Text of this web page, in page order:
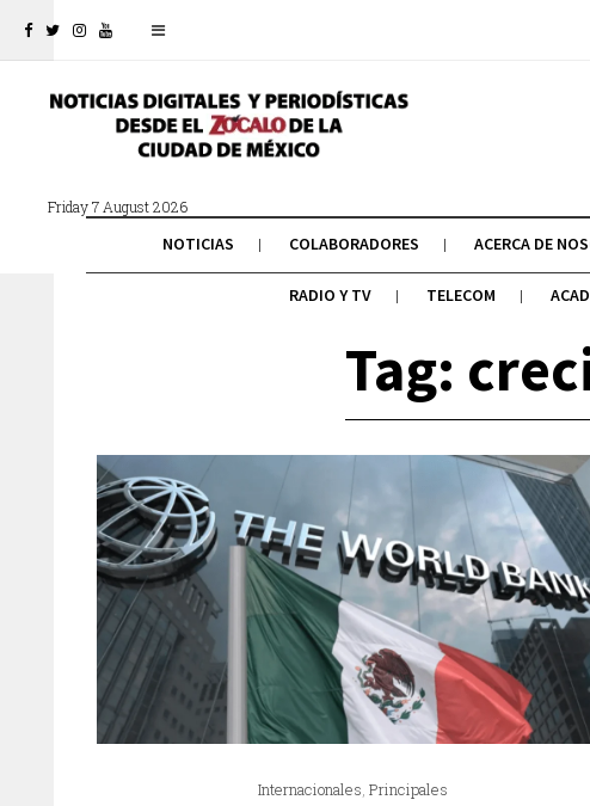
Friday 7 August 2026
NOTICIAS COLABORADORES ACERCA DE
RADIO Y TV TELECOM
Tag:
Internacionales ,Principales